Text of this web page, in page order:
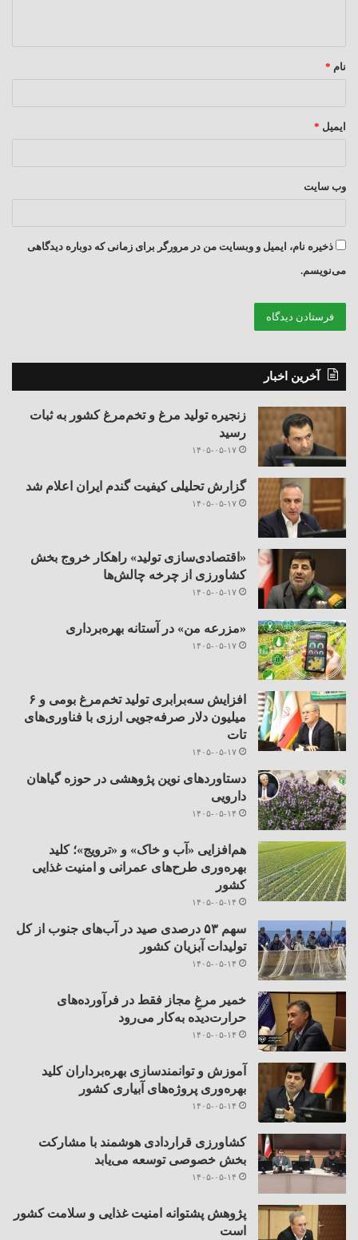
نام *
ایمیل *
وب‌ سایت
ذخیره نام، ایمیل و وبسایت من در مرورگر برای زمانی که دوباره دیدگاهی
می‌نویسم.
آخرین اخبار
زنجیره تولید مرغ و تخم‌مرغ کشور به ثبات
رسید
۱۴۰۵-۰۵-۱۷
گزارش تحلیلی کیفیت گندم ایران اعلام شد
۱۴۰۵-۰۵-۱۷
«اقتصادی‌سازی تولید» راهکار خروج بخش
کشاورزی از چرخه چالش‌ها
۱۴۰۵-۰۵-۱۷
«مزرعه من» در آستانه بهره‌برداری
۱۴۰۵-۰۵-۱۷
افزایش سه‌برابری تولید تخم‌مرغ بومی و ۶
میلیون دلار صرفه‌جویی ارزی با فناوری‌های
تات
۱۴۰۵-۰۵-۱۷
دستاوردهای نوین پژوهشی در حوزه گیاهان
دارویی
۱۴۰۵-۰۵-۱۴
هم‌افزایی «آب و خاک» و «ترویج»؛ کلید
بهره‌وری طرح‌های عمرانی و امنیت غذایی
کشور
۱۴۰۵-۰۵-۱۴
سهم ۵۳ درصدی صید در آب‌های جنوب از کل
تولیدات آبزیان کشور
۱۴۰۵-۰۵-۱۴
خمیر مرغِ مجاز فقط در فرآورده‌های
حرارت‌دیده به‌کار می‌رود
۱۴۰۵-۰۵-۱۴
آموزش و توانمندسازی بهره‌برداران کلید
بهره‌وری پروژه‌های آبیاری کشور
۱۴۰۵-۰۵-۱۴
کشاورزی قراردادی هوشمند با مشارکت
بخش خصوصی توسعه می‌یابد
۱۴۰۵-۰۵-۱۴
پژوهش پشتوانه امنیت غذایی و سلامت کشور
است